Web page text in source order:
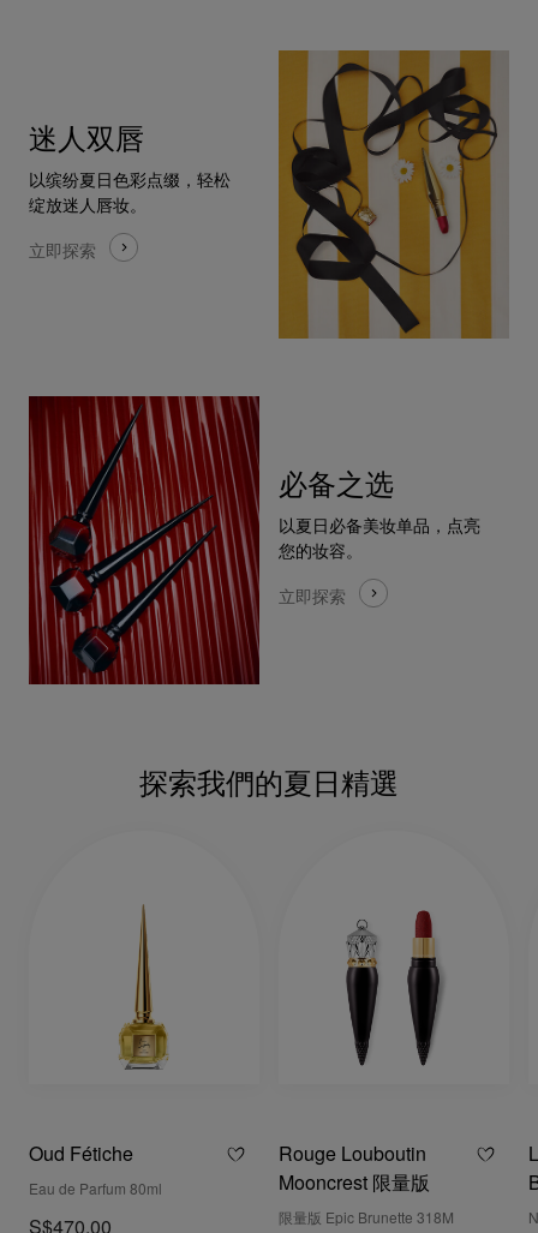
迷⼈双唇
以缤纷夏⽇⾊彩点缀，轻松
绽放迷⼈唇妆。
⽴即探索
必备之选
以夏⽇必备美妆单品，点亮
您的妆容。
⽴即探索
探索我們的夏⽇精選
Oud Fétiche
Eau de Parfum 80ml
Rouge Louboutin
Mooncrest 限量版
限量版 Epic Brunette 318M